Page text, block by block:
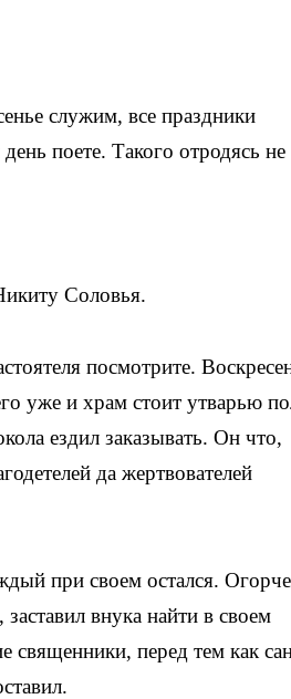
служим, все праздники
поете. Такого отродясь
Соловья.
посмотрите.
уже и храм стоит утварью
ездил заказывать. Он что,
да жертвователей
при своем остался.
внука найти в своем
священники, перед тем как